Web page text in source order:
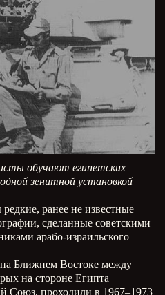
обучают египетских
зенитной установкой
ранее не известные
сделанные советскими
арабо-израильского
Ближнем Востоке между
на стороне Египта
Союз, проходили в 1967–1973